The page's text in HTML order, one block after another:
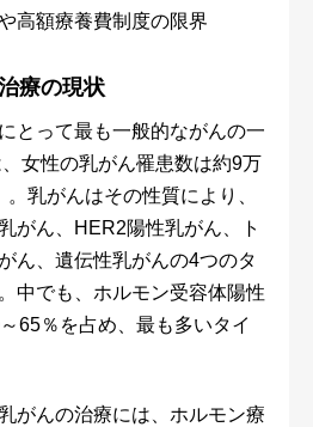
高額療養費制度の限界
療の現状
とって最も一般的ながんの一
女性の乳がん罹患数は約9万
乳がんはその性質により、
がん、HER2陽性乳がん、ト
ん、遺伝性乳がんの4つのタ
中でも、ホルモン受容体陽性
65％を占め、最も多いタイ
がんの治療には、ホルモン療